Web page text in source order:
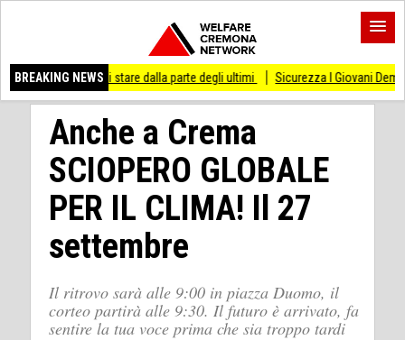
BREAKING NEWS
di stare dalla parte degli ultimi Sicurezza I Giovani Democratici
Anche a Crema
SCIOPERO GLOBALE
PER IL CLIMA! Il 27
settembre
Il ritrovo sarà alle 9:00 in piazza Duomo, il
corteo partirà alle 9:30. Il futuro è arrivato, fa
sentire la tua voce prima che sia troppo tardi